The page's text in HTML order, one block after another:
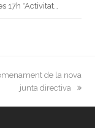
17h *Activitat…
de la nova
junta directiva